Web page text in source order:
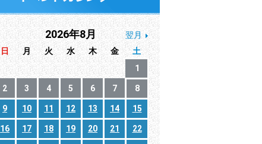
2026年8月
翌月
日
月 火 水 木 金
土
1
2 3 4 5 6 7 8
9 10 11 12 13 14 15
16 17 18 19 20 21 22